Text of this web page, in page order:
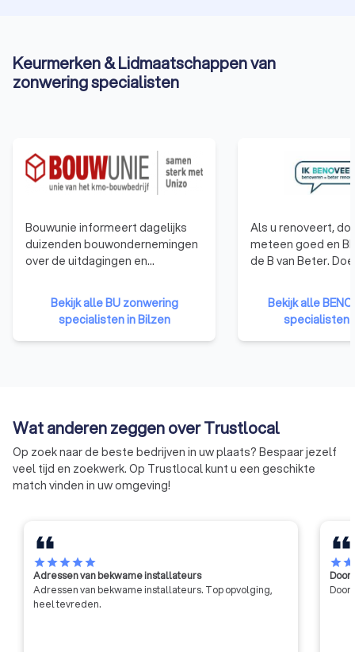
Keurmerken & Lidmaatschappen van
zonwering specialisten
Bouwunie informeert dagelijks
duizenden bouwondernemingen
over de uitdagingen en
Bouwunie is er voor alle kmo-
bedrijven en zelfstandige
ondernemers uit de bouwsector.
We behartigen de belangen bij
Bekijk alle BU zonwering
specialisten in Bilzen
Als u renoveert,
meteen goed en
de B van Beter.
hiervan durven
promoten en/of in
Bekijk alle
specialisten
Wat anderen zeggen over Trustlocal
Op zoek naar de beste bedrijven in uw plaats? Bespaar jezelf
veel tijd en zoekwerk. Op Trustlocal kunt u een geschikte
match vinden in uw omgeving!
starstarstarstarstar
Adressen van bekwame installateurs
Adressen van bekwame installateurs. Top opvolging,
heel tevreden.
starstar
Door
Door